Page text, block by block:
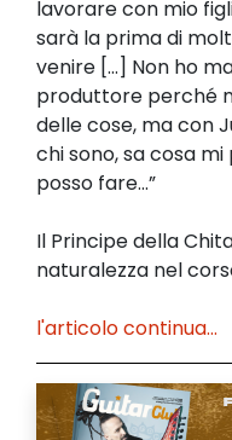
lavorare con mio
sarà la prima di
venire [...] Non ho
produttore perché
delle cose, ma con
chi sono, sa cosa
posso fare...”
Il Principe della
naturalezza nel
l'articolo continua...